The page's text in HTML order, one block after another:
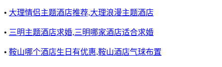
• 大理情侣主题酒店推荐,大理浪漫主题酒店
• 三明主题酒店求婚,三明哪家酒店适合求婚
• 鞍山哪个酒店生日有优惠,鞍山酒店气球布置